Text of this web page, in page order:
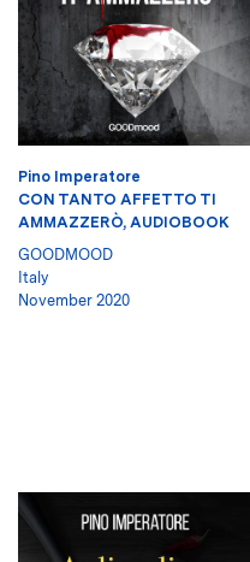
Pino Imperatore
CON TANTO AFFETTO TI
AMMAZZERÒ, AUDIOBOOK
GOODMOOD
Italy
November 2020